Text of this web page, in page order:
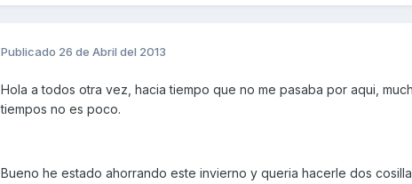
Publicado 26 de Abril del 2013
Hola a todos otra vez, hacia tiempo que no me pasaba por aqui,
tiempos no es poco.
Bueno he estado ahorrando este invierno y queria hacerle dos